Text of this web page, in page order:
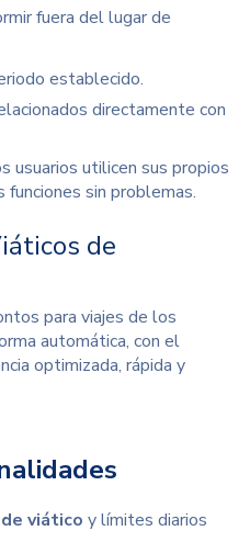
fuera del lugar de
establecido.
directamente con
usuarios utilicen sus propios
funciones sin problemas.
de
para viajes de los
automática, con el
optimizada, rápida y
viático y límites diarios